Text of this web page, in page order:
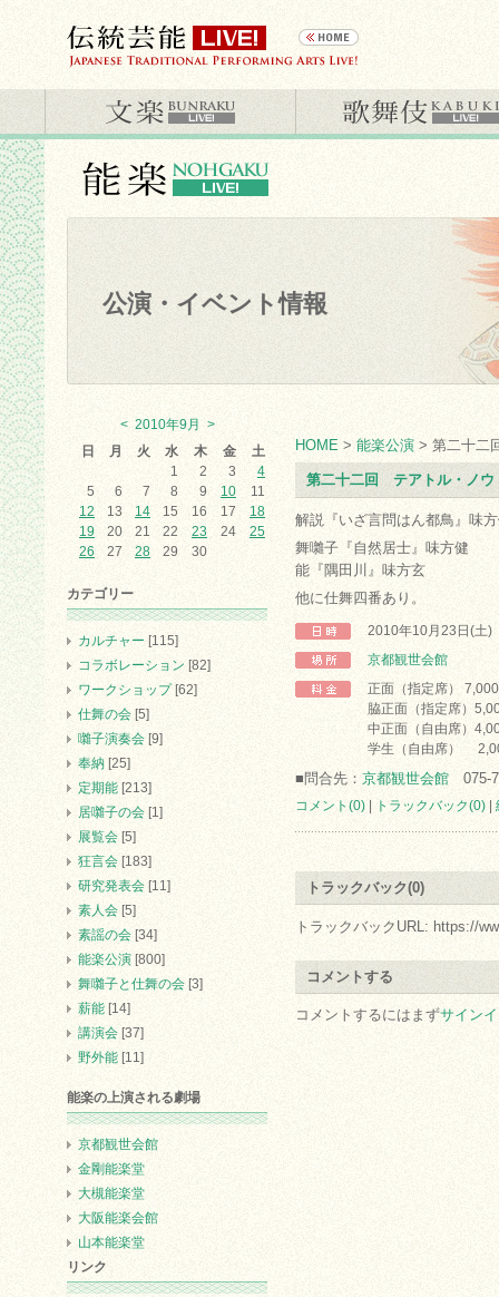
公演・イベント情報
HOME > 能楽公演 > 第二十二
第二十二回 テアトル・ノウ
解説『いざ言問はん都鳥』味
舞囃子『自然居士』味方健
能『隅田川』味方玄
他に仕舞四番あり。
2010年10月23日(土
京都観世会館
正面（指定席）
脇正面（指定席）
中正面（自由席）
学生（自由席）
■問合先： 京都観世会館 075-
コメント(0) トラックバック(0)
トラックバック(0)
トラックバックURL: https://
コメントする
コメントするにはまずサイン
< 2010年9月
>
日
月 火 水 木 金
土
1
2 3
4
5
6 7 8 9 10
11
12
13 14 15 16 17
18
19
20 21 22 23 24
25
26
27 28 29 30
カテゴリー
カルチャー [115]
コラボレーション [82]
ワークショップ[62]
仕舞の会 [5]
囃子演奏会 [9]
奉納 [25]
定期能 [213]
居囃子の会 [1]
展覧会 [5]
狂言会 [183]
研究発表会 [11]
素人会 [5]
素謡の会 [34]
能楽公演 [800]
舞囃子と仕舞の会 [3]
薪能 [14]
講演会 [37]
野外能 [11]
能楽の上演される劇場
京都観世会館
金剛能楽堂
大槻能楽堂
大阪能楽会館
山本能楽堂
リンク